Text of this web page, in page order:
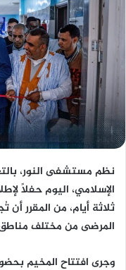
نظم مستشفى النور،
الإسلامي، اليوم حفلًا
المرضى من مختلف مناطق
وجرى افتتاح المخيم